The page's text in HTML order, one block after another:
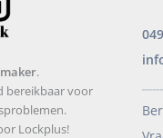
.
bereikbaar voor
Lockplus!